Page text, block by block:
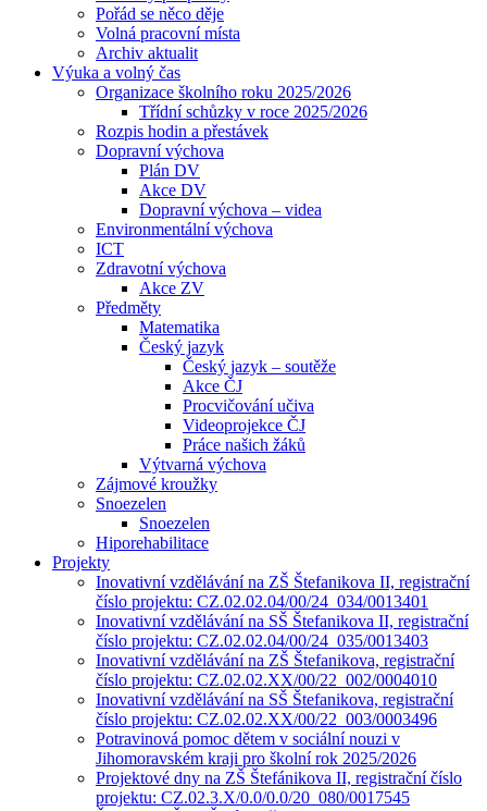
Pořád se něco děje
Volná pracovní místa
Archiv aktualit
Výuka a volný čas
Organizace školního roku 2025/2026
Třídní schůzky v roce 2025/2026
Rozpis hodin a přestávek
Dopravní výchova
Plán DV
Akce DV
Dopravní výchova – videa
Environmentální výchova
ICT
Zdravotní výchova
Akce ZV
Předměty
Matematika
Český jazyk
Český jazyk – soutěže
Akce ČJ
Procvičování učiva
Videoprojekce ČJ
Práce našich žáků
Výtvarná výchova
Zájmové kroužky
Snoezelen
Snoezelen
Hiporehabilitace
Projekty
Inovativní vzdělávání na ZŠ Štefanikova II, registrační
číslo projektu: CZ.02.02.04/00/24_034/0013401
Inovativní vzdělávání na SŠ Štefanikova II, registrační
číslo projektu: CZ.02.02.04/00/24_035/0013403
Inovativní vzdělávání na ZŠ Štefanikova, registrační
číslo projektu: CZ.02.02.XX/00/22_002/0004010
Inovativní vzdělávání na SŠ Štefanikova, registrační
číslo projektu: CZ.02.02.XX/00/22_003/0003496
Potravinová pomoc dětem v sociální nouzi v
Jihomoravském kraji pro školní rok 2025/2026
Projektové dny na ZŠ Štefánikova II, registrační číslo
projektu: CZ.02.3.X/0.0/0.0/20_080/0017545